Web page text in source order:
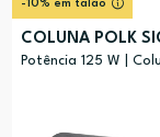
-10% em talão
COLUNA POLK
Potência 125 W |